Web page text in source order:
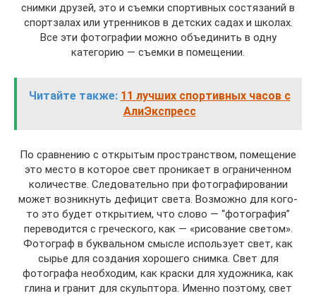
снимки друзей, это и съемки спортивных состязаний в
спортзалах или утренников в детских садах и школах.
Все эти фотографии можно объединить в одну
категорию — съемки в помещении.
Читайте также: 11 лучших спортивных часов с
АлиЭкспресс
По сравнению с открытым пространством, помещение
это место в которое свет проникает в ограниченном
количестве. Следовательно при фотографировании
может возникнуть дефицит света. Возможно для кого-
то это будет открытием, что слово — “фотография”
переводится с греческого, как — «рисование светом».
Фотограф в буквальном смысле использует свет, как
сырье для создания хорошего снимка. Свет для
фотографа необходим, как краски для художника, как
глина и гранит для скульптора. Именно поэтому, свет